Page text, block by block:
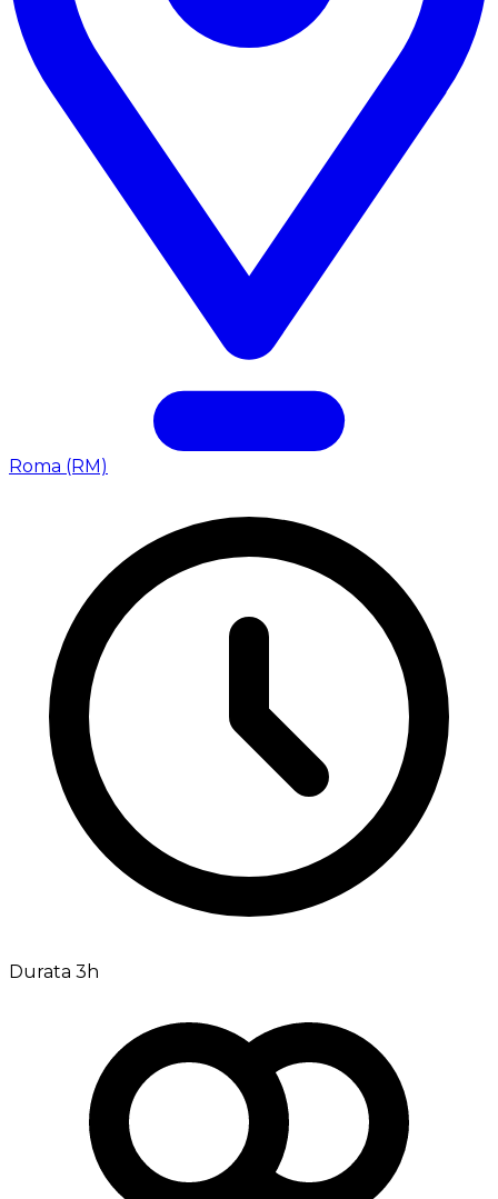
Roma (RM)
Durata 3h